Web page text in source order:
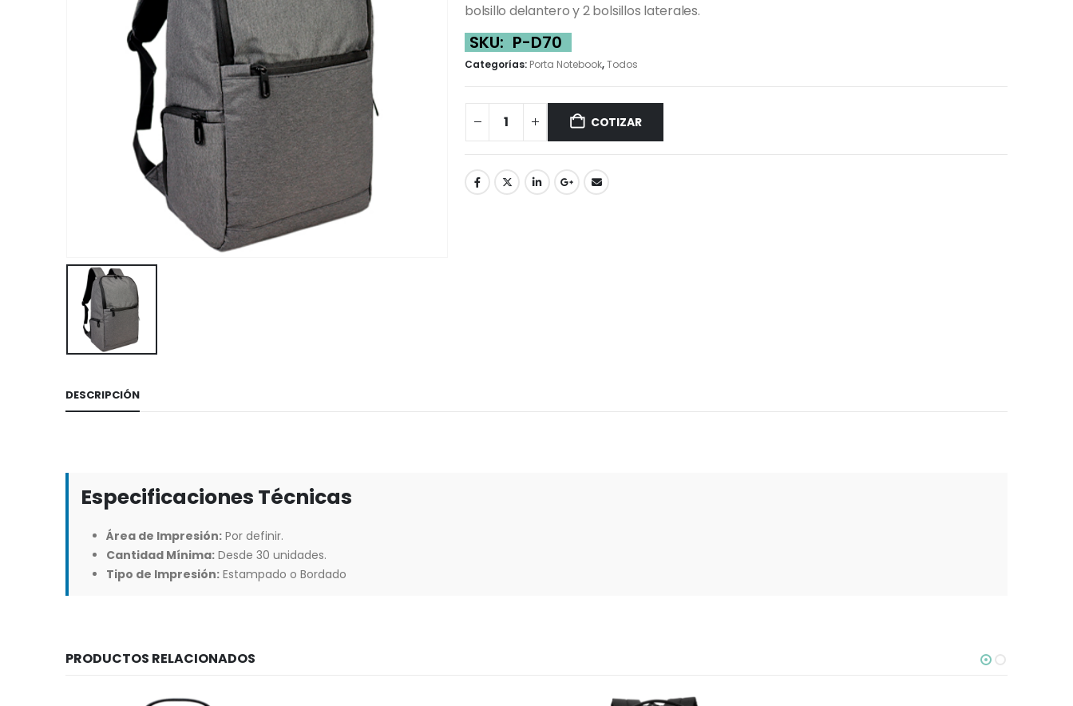
bolsillo delantero y 2 bolsillos laterales.
SKU: P-D70
Categorías: Porta Notebook,Todos
COTIZAR
DESCRIPCIÓN
Especificaciones Técnicas
Área de Impresión: Por definir.
Cantidad Mínima: Desde 30 unidades.
Tipo de Impresión: Estampado o Bordado
PRODUCTOS RELACIONADOS